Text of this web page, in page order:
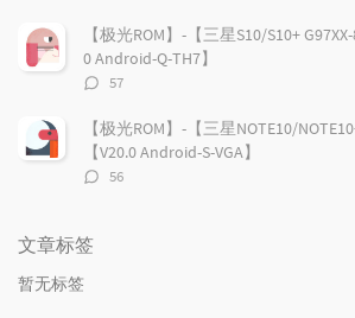
数：
【极光ROM】-【三星S10/S10+
0 Android-Q-TH7】
评
数：
57
【极光ROM】-【三星NOTE10/
【V20.0 Android-S-VGA】
评
56
文章标签
暂无标签